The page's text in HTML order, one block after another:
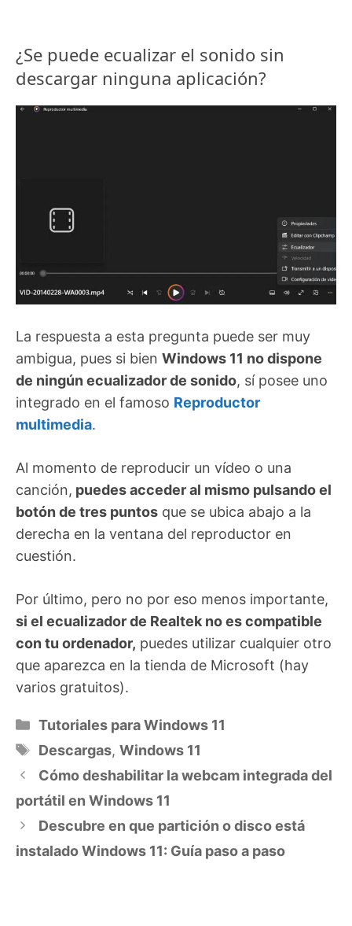
¿Se puede ecualizar el sonido sin
descargar ninguna aplicación?
La respuesta a esta pregunta puede ser muy
ambigua, pues si bien Windows 11 no dispone
de ningún ecualizador de sonido, sí posee uno
integrado en el famoso Reproductor
multimedia.
Al momento de reproducir un vídeo o una
canción, puedes acceder al mismo pulsando el
botón de tres puntos que se ubica abajo a la
derecha en la ventana del reproductor en
cuestión.
Por último, pero no por eso menos importante,
si el ecualizador de Realtek no es compatible
con tu ordenador, puedes utilizar cualquier otro
que aparezca en la tienda de Microsoft (hay
varios gratuitos).
Categorías
Tutoriales para Windows 11
Etiquetas
Descargas, Windows 11
Cómo deshabilitar la webcam integrada del
portátil en Windows 11
Descubre en que partición o disco está
instalado Windows 11: Guía paso a paso